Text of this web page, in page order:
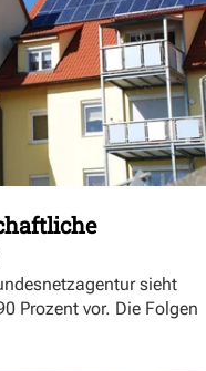
sieht
Prozent vor. Die Folgen